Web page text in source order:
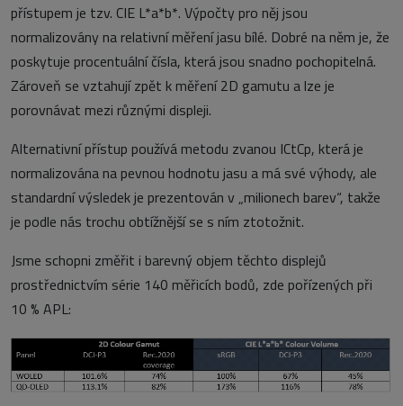
přístupem je tzv. CIE L*a*b*. Výpočty pro něj jsou
normalizovány na relativní měření jasu bílé. Dobré na něm je, že
poskytuje procentuální čísla, která jsou snadno pochopitelná.
Zároveň se vztahují zpět k měření 2D gamutu a lze je
porovnávat mezi různými displeji.
Alternativní přístup používá metodu zvanou ICtCp, která je
normalizována na pevnou hodnotu jasu a má své výhody, ale
standardní výsledek je prezentován v „milionech barev“, takže
je podle nás trochu obtížnější se s ním ztotožnit.
Jsme schopni změřit i barevný objem těchto displejů
prostřednictvím série 140 měřicích bodů, zde pořízených při
10 % APL: